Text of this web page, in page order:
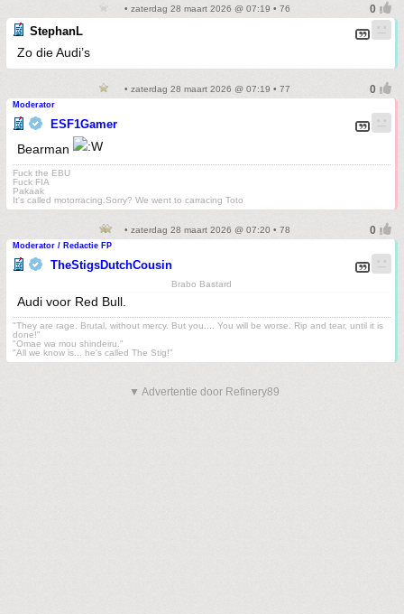
• zaterdag 28 maart 2026 @ 07:19 • 76
StephanL
Zo die Audi’s
• zaterdag 28 maart 2026 @ 07:19 • 77
Moderator
ESF1Gamer
Bearman
Fuck the EBU
Fuck FIA
Pakaak
It's called motorracing.Sorry? We went to carracing Toto
• zaterdag 28 maart 2026 @ 07:20 • 78
Moderator / Redactie FP
TheStigsDutchCousin
Brabo Bastard
Audi voor Red Bull.
"They are rage. Brutal, without mercy. But you.... You will be worse. Rip and tear, until it is
done!"
"Omae wa mou shindeiru."
"All we know is... he's called The Stig!"
▼ Advertentie door Refinery89